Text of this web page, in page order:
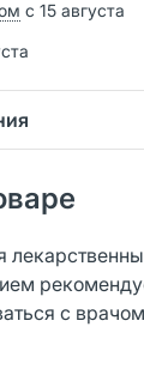
с 15 августа
с